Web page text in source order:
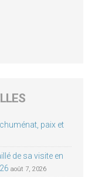
paix et
de sa visite en
août 7, 2026